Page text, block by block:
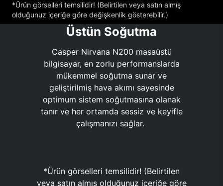
*Ürün görselleri temsilidir! (Belirtilen veya satın almış
olduğunuz içeriğe göre değişkenlik gösterebilir.)
Üstün Soğutma
Casper Nirvana N200 masaüstü
bilgisayar, en zorlu performanslarda
mükemmel soğutma sunar ve
geliştirilmiş hava akımı sayesinde
optimum sistem soğutmasına olanak
tanır ve her ortamda sessiz ve keyifle
çalışmanızı sağlar.
*Ürün görselleri temsilidir! (Belirtilen
veya satın almış olduğunuz içeriğe göre